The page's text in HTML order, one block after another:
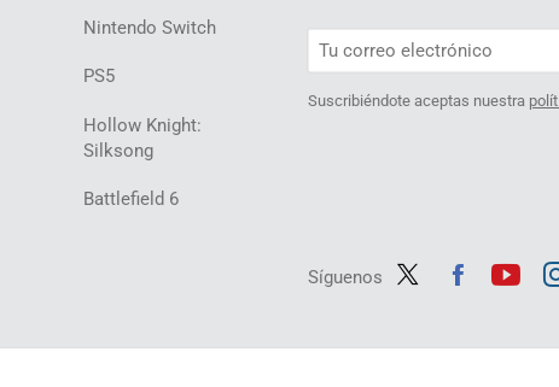
Suscribiéndote aceptas nuestra
Síguenos
ter
ebo
ube
Nintendo Switch
PS5
Hollow Knight:
Silksong
Battlefield 6